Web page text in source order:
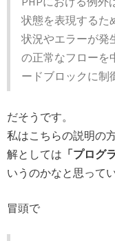
状態を表現するた
状況やエラーが発
の正常なフローを
ードブロックに制
だそうです。
私はこちらの説明の
解としては 「プログ
いうのかなと思ってい
冒頭で